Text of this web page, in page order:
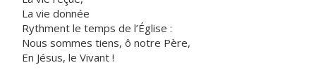
La vie donnée
Rythment le temps de l’Église :
Nous sommes tiens, ô notre Père,
En Jésus, le Vivant !